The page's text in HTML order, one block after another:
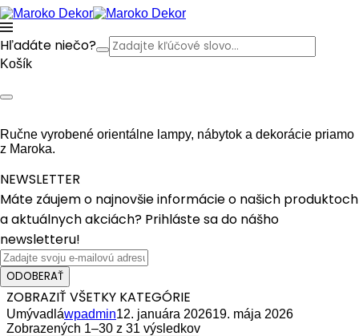
Hľadáte niečo?
Košík
Ručne vyrobené orientálne lampy, nábytok a dekorácie priamo
z Maroka.
NEWSLETTER
Máte záujem o najnovšie informácie o našich produktoch
a aktuálnych akciách? Prihláste sa do nášho
newsletteru!
ODOBERAŤ
ZOBRAZIŤ VŠETKY KATEGÓRIE
Umývadláwpadmin12. januára 202619. mája 2026
Zobrazených 1–30 z 31 výsledkov